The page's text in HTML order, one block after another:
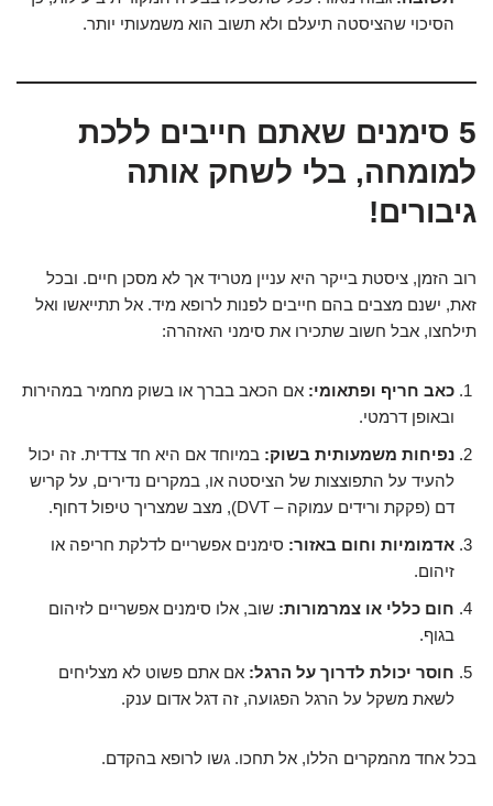
הסיכוי שהציסטה תיעלם ולא תשוב הוא משמעותי יותר.
5 סימנים שאתם חייבים ללכת
למומחה, בלי לשחק אותה
גיבורים!
רוב הזמן, ציסטת בייקר היא עניין מטריד אך לא מסכן חיים. ובכל
זאת, ישנם מצבים בהם חייבים לפנות לרופא מיד. אל תתייאשו ואל
תילחצו, אבל חשוב שתכירו את סימני האזהרה:
כאב חריף ופתאומי: אם הכאב בברך או בשוק מחמיר במהירות
ובאופן דרמטי.
נפיחות משמעותית בשוק: במיוחד אם היא חד צדדית. זה יכול
להעיד על התפוצצות של הציסטה או, במקרים נדירים, על קריש
דם (פקקת ורידים עמוקה – DVT), מצב שמצריך טיפול דחוף.
אדמומיות וחום באזור: סימנים אפשריים לדלקת חריפה או
זיהום.
חום כללי או צמרמורות: שוב, אלו סימנים אפשריים לזיהום
בגוף.
חוסר יכולת לדרוך על הרגל: אם אתם פשוט לא מצליחים
לשאת משקל על הרגל הפגועה, זה דגל אדום ענק.
בכל אחד מהמקרים הללו, אל תחכו. גשו לרופא בהקדם.